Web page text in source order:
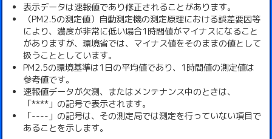
表示データは速報値であり修正されることがあります。
（PM2.5の測定値）自動測定機の測定原理における誤差要因等
により、濃度が非常に低い場合1時間値がマイナスになること
がありますが、環境省では、マイナス値をそのままの値として
扱うこととしています。
PM2.5の環境基準は1日の平均値であり、1時間値の測定値は
参考値です。
速報値データが欠測、またはメンテナンス中のときは、
「****」の記号で表示されます。
「----」の記号は、その測定局では測定を行っていない項目で
あることを示します。